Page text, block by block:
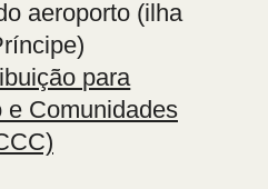
aeroporto (ilha
para
e Comunidades